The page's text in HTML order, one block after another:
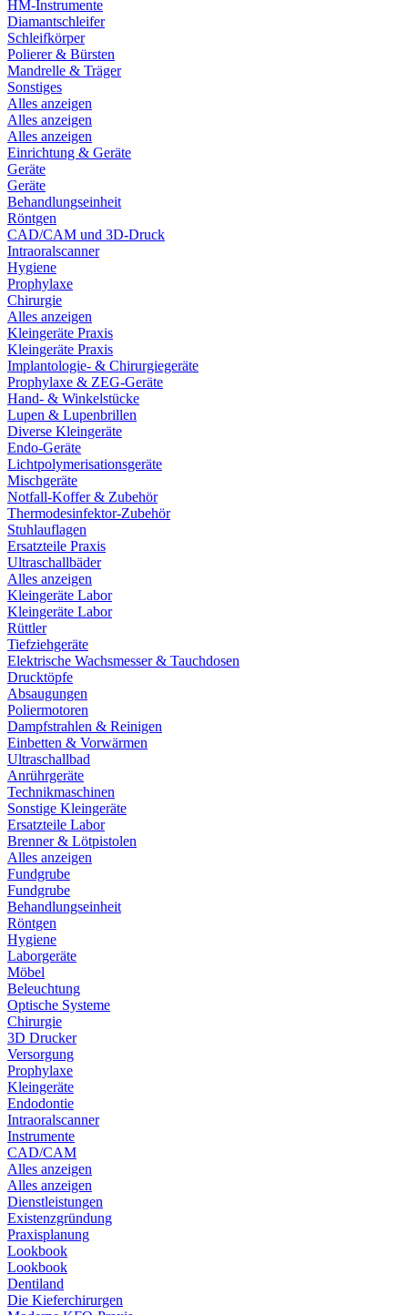
HM-Instrumente
Diamantschleifer
Schleifkörper
Polierer & Bürsten
Mandrelle & Träger
Sonstiges
Alles anzeigen
Alles anzeigen
Alles anzeigen
Einrichtung & Geräte
Geräte
Geräte
Behandlungseinheit
Röntgen
CAD/CAM und 3D-Druck
Intraoralscanner
Hygiene
Prophylaxe
Chirurgie
Alles anzeigen
Kleingeräte Praxis
Kleingeräte Praxis
Implantologie- & Chirurgiegeräte
Prophylaxe & ZEG-Geräte
Hand- & Winkelstücke
Lupen & Lupenbrillen
Diverse Kleingeräte
Endo-Geräte
Lichtpolymerisationsgeräte
Mischgeräte
Notfall-Koffer & Zubehör
Thermodesinfektor-Zubehör
Stuhlauflagen
Ersatzteile Praxis
Ultraschallbäder
Alles anzeigen
Kleingeräte Labor
Kleingeräte Labor
Rüttler
Tiefziehgeräte
Elektrische Wachsmesser & Tauchdosen
Drucktöpfe
Absaugungen
Poliermotoren
Dampfstrahlen & Reinigen
Einbetten & Vorwärmen
Ultraschallbad
Anrührgeräte
Technikmaschinen
Sonstige Kleingeräte
Ersatzteile Labor
Brenner & Lötpistolen
Alles anzeigen
Fundgrube
Fundgrube
Behandlungseinheit
Röntgen
Hygiene
Laborgeräte
Möbel
Beleuchtung
Optische Systeme
Chirurgie
3D Drucker
Versorgung
Prophylaxe
Kleingeräte
Endodontie
Intraoralscanner
Instrumente
CAD/CAM
Alles anzeigen
Alles anzeigen
Dienstleistungen
Existenzgründung
Praxisplanung
Lookbook
Lookbook
Dentiland
Die Kieferchirurgen